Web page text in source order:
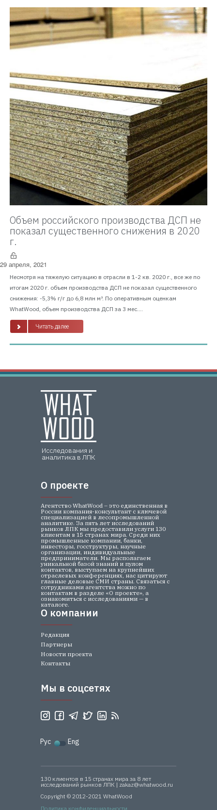
Объем российского производства ДСП не
показал существенного снижения в 2020
г.
29 апреля, 2021
Несмотря на тяжелую ситуацию в отрасли в 1-2 кв. 2020 г., все же по
итогам 2020 г. объем производства ДСП не показал существенного
снижения: -5,3% г/г до 6,8 млн м³. По оперативным оценкам
WhatWood, объем производства ДСП за 3 мес....
Читать далее
Редакция
Партнеры
Агентство WhatWood – это единственная в
России компания-консультант с ключевой
специализацией в лесопромышленной
аналитике. За пять лет исследований
рынков ЛПК мы предоставили услуги 130
клиентам в 15 странах мира. Среди них
промышленные компании, банки,
инвесторы, госструктуры, научные
организации, индивидуальные
предприниматели. Мы располагаем
уникальной базой знаний и пулом
контактов, выступаем на крупнейших
отраслевых конференциях, нас цитируют
главные деловые СМИ страны. Связаться с
сотрудниками агентства можно по
контактам в разделе «О проекте», а
ознакомиться с исследованиями — в
каталоге.
Новости проекта
Контакты
Исследования и
аналитика в ЛПК
О проекте
О компании
Мы в соцсетях
130 клиентов в 15 странах мира за 8 лет
исследований рынков ЛПК | zakaz@whatwood.ru
Copyright © 2012-2021 WhatWood
Политика конфиденциальности
Рус Eng
О проекте
Мы в соцсетях
О компании